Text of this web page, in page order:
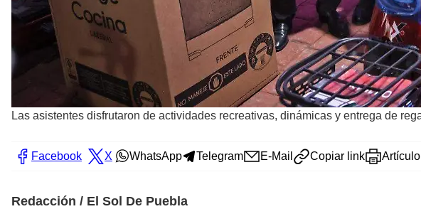
Las asistentes disfrutaron de actividades recreativas, dinámicas y entrega de
Facebook X WhatsApp Telegram E-Mail Copiar link
Redacción / El Sol De Puebla